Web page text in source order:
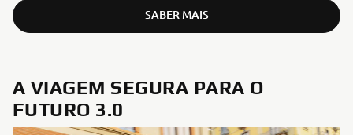
SABER MAIS
A VIAGEM SEGURA PARA O
FUTURO 3.0